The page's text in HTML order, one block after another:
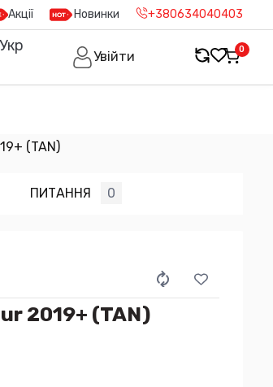
Акції Новинки +380634040403
Укр
Увійти 0
(TAN)
ПИТАННЯ 0
2019+ (TAN)